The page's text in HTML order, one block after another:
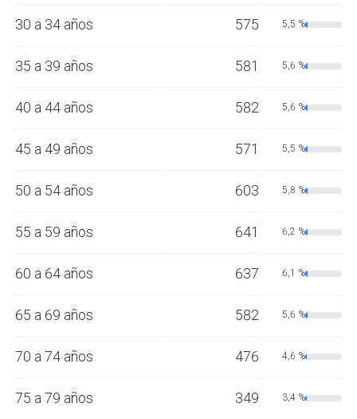
30 a 34 años 575 5,5 %
35 a 39 años 581 5,6 %
40 a 44 años 582 5,6 %
45 a 49 años 571 5,5 %
50 a 54 años 603 5,8 %
55 a 59 años 641 6,2 %
60 a 64 años 637 6,1 %
65 a 69 años 582 5,6 %
70 a 74 años 476 4,6 %
75 a 79 años 349 3,4 %